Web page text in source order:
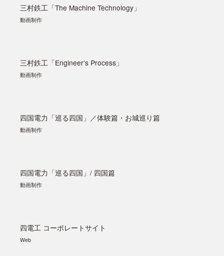
三村鉄工「The Machine Technology」
動画制作
三村鉄工「Engineer’s Process」
動画制作
四国電力「巡る四国」／体験篇・お城巡り篇
動画制作
四国電力「巡る四国」/ 四国篇
動画制作
四電工 コーポレートサイト
Web